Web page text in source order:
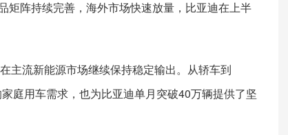
矩阵持续完善，海外市场快速放量，比亚迪在上半
主流新能源市场继续保持稳定输出。从轿车到
庭用车需求，也为比亚迪单月突破40万辆提供了坚